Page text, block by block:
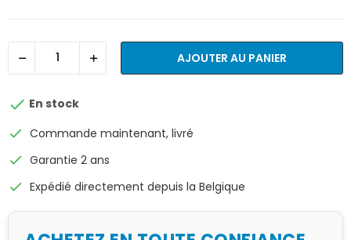
AJOUTER AU PANIER
 En stock
check Commande maintenant, livré
check Garantie 2 ans
check Expédié directement depuis la Belgique